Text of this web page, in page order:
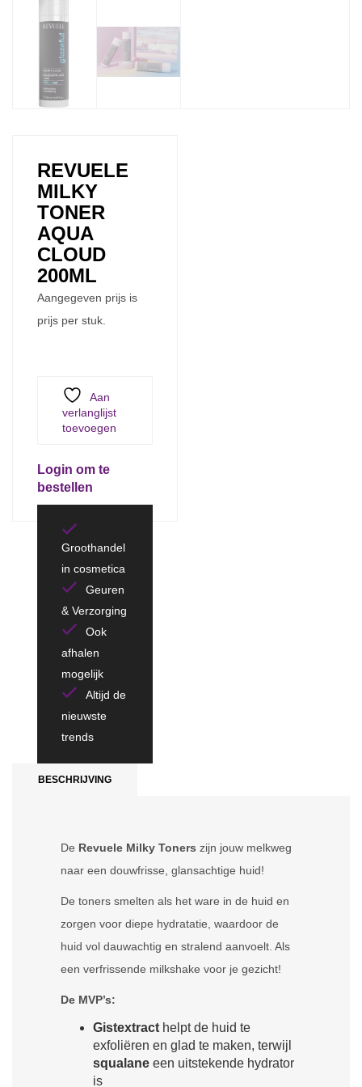
REVUELE
MILKY
TONER
AQUA
CLOUD
200ML
Aangegeven prijs is
prijs per stuk.
Aan
verlanglijst
toevoegen
Login om te
bestellen
Groothandel
in cosmetica
Geuren
& Verzorging
Ook
afhalen
mogelijk
Altijd de
nieuwste
trends
BESCHRIJVING
De Revuele Milky Toners zijn jouw melkweg
naar een douwfrisse, glansachtige huid!
De toners smelten als het ware in de huid en
zorgen voor diepe hydratatie, waardoor de
huid vol dauwachtig en stralend aanvoelt. Als
een verfrissende milkshake voor je gezicht!
De MVP’s:
Gistextract helpt de huid te
exfoliëren en glad te maken, terwijl
squalane een uitstekende hydrator
is